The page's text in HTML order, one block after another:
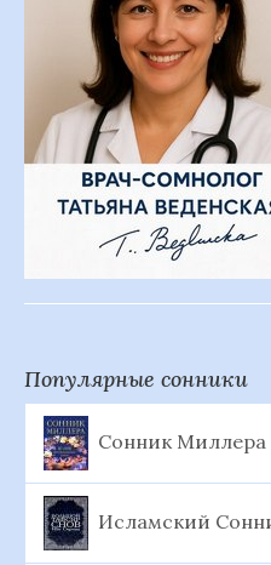
Популярные сонники
Сонник Миллера
Исламский